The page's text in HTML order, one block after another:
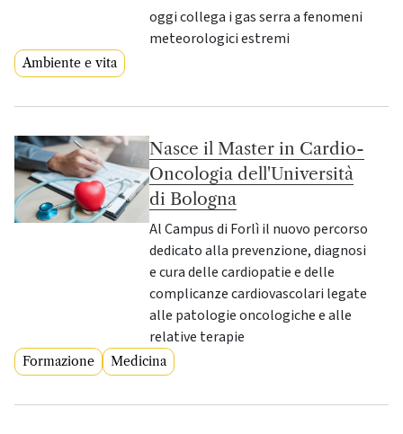
oggi collega i gas serra a fenomeni
meteorologici estremi
Ambiente e vita
Nasce il Master in Cardio-
Oncologia dell'Università
di Bologna
Al Campus di Forlì il nuovo percorso
dedicato alla prevenzione, diagnosi
e cura delle cardiopatie e delle
complicanze cardiovascolari legate
alle patologie oncologiche e alle
relative terapie
Formazione Medicina